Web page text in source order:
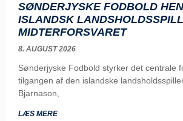
SØNDERJYSKE FODBOLD
ISLANDSK
MIDTERFORSVARET
8. AUGUST 2026
Sønderjyske Fodbold styrker det centrale
tilgangen af den islandske
Bjarnason,
LÆS MERE